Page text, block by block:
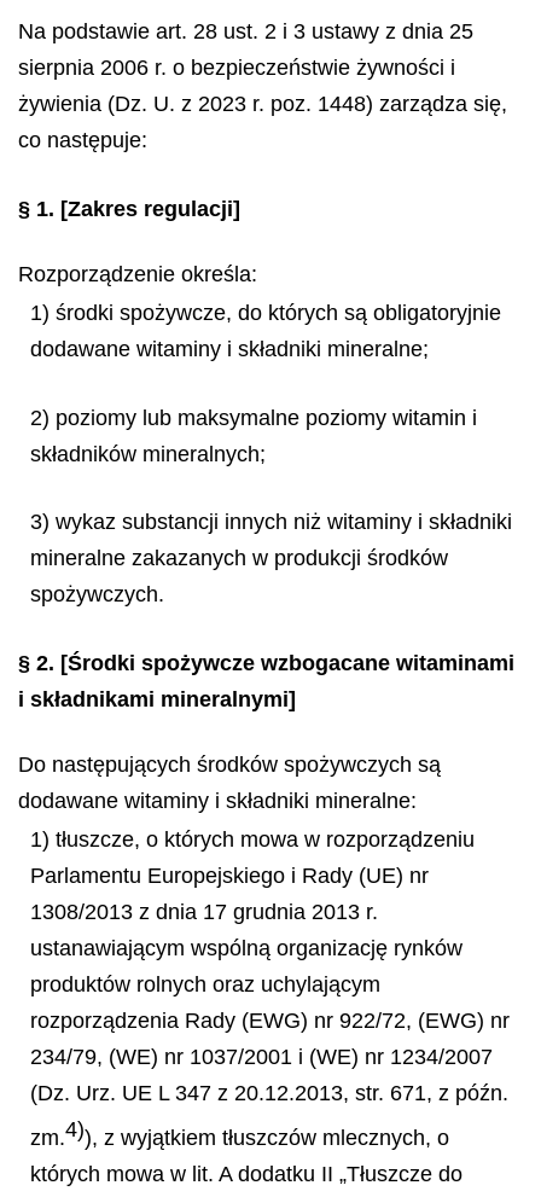
Na podstawie art. 28 ust. 2 i 3 ustawy z dnia 25
sierpnia 2006 r. o bezpieczeństwie żywności i
żywienia (Dz. U. z 2023 r. poz. 1448) zarządza się,
co następuje:
§ 1. [Zakres regulacji]
Rozporządzenie określa:
1) środki spożywcze, do których są obligatoryjnie
dodawane witaminy i składniki mineralne;
2) poziomy lub maksymalne poziomy witamin i
składników mineralnych;
3) wykaz substancji innych niż witaminy i składniki
mineralne zakazanych w produkcji środków
spożywczych.
§ 2. [Środki spożywcze wzbogacane witaminami
i składnikami mineralnymi]
Do następujących środków spożywczych są
dodawane witaminy i składniki mineralne:
1) tłuszcze, o których mowa w rozporządzeniu
Parlamentu Europejskiego i Rady (UE) nr
1308/2013 z dnia 17 grudnia 2013 r.
ustanawiającym wspólną organizację rynków
produktów rolnych oraz uchylającym
rozporządzenia Rady (EWG) nr 922/72, (EWG) nr
234/79, (WE) nr 1037/2001 i (WE) nr 1234/2007
(Dz. Urz. UE L 347 z 20.12.2013, str. 671, z późn.
zm.4)), z wyjątkiem tłuszczów mlecznych, o
których mowa w lit. A dodatku II „Tłuszcze do